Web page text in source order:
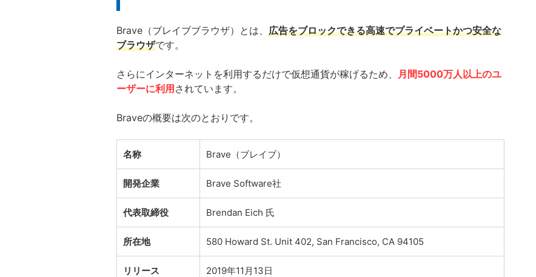
Brave（ブレイブブラウザ）とは、 広告をブロックできる高速でプライベートかつ安全な
ブラウザです。
さらにインターネットを利用するだけで仮想通貨が稼げるため、
月間5000万人以上のユ
ーザーに利用されています。
Braveの概要は次のとおりです。
名称 Brave（ブレイブ）
開発企業 Brave Software社
代表取締役 Brendan Eich 氏
所在地 580 Howard St. Unit 402, San Francisco, CA 94105
リリース 2019年11月13日